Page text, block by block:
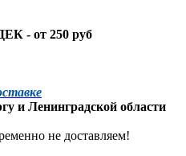
- от 250 руб
и Ленинградской области
не доставляем!